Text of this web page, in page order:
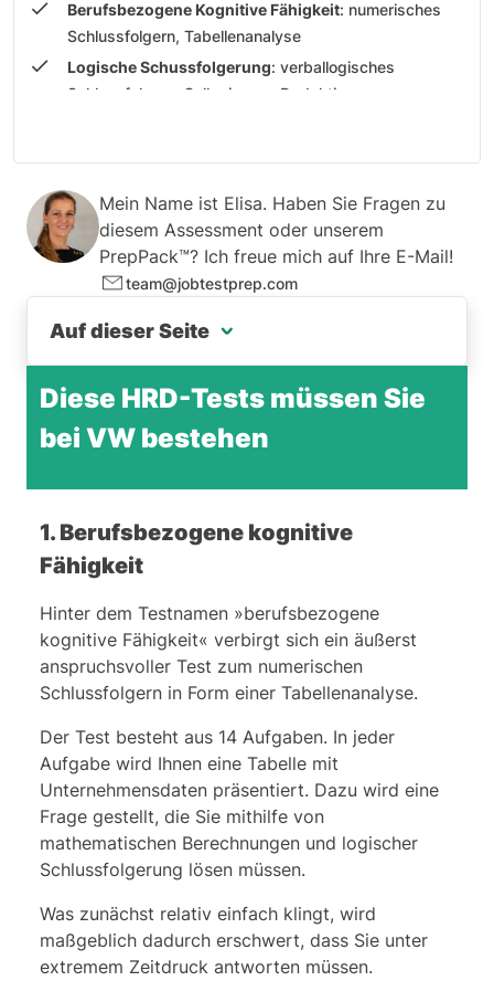
Berufsbezogene Kognitive Fähigkeit: numerisches
Schlussfolgern, Tabellenanalyse
Logische Schussfolgerung: verballogisches
Schlussfolgern, Syllogismen, Deduktion
Mein Name ist Elisa. Haben Sie Fragen zu
diesem Assessment oder unserem
PrepPack™? Ich freue mich auf Ihre E-Mail!
team@jobtestprep.com
Auf dieser Seite
Diese HRD-Tests müssen Sie bei VW bestehen
1. Berufsbezogene kognitive Fähigkeit
Das bietet Ihnen unser PrepPack™
3. Einstellung und Verhalten
Diese HRD-Tests müssen Sie
bei VW bestehen
1. Berufsbezogene kognitive
Fähigkeit
Hinter dem Testnamen »berufsbezogene
kognitive Fähigkeit« verbirgt sich ein äußerst
anspruchsvoller Test zum numerischen
Schlussfolgern in Form einer Tabellenanalyse.
Der Test besteht aus 14 Aufgaben. In jeder
Aufgabe wird Ihnen eine Tabelle mit
Unternehmensdaten präsentiert. Dazu wird eine
Frage gestellt, die Sie mithilfe von
mathematischen Berechnungen und logischer
Schlussfolgerung lösen müssen.
Was zunächst relativ einfach klingt, wird
maßgeblich dadurch erschwert, dass Sie unter
extremem Zeitdruck antworten müssen.